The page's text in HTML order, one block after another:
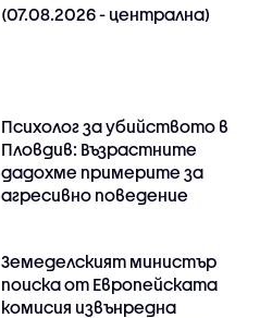
(07.08.2026 - централна)
Психолог за убийството в
Пловдив: Възрастните
дадохме примерите за
агресивно поведение
Земеделският министър
поиска от Европейската
комисия извънредна